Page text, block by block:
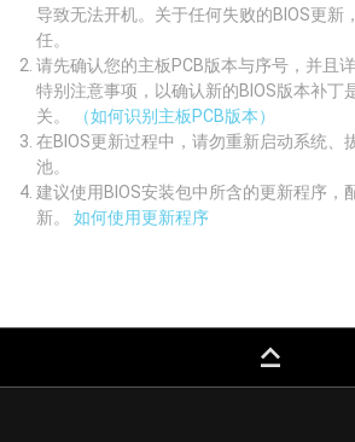
导致无法开机。关于任何失败的BIOS更新
任。
请先确认您的主板PCB版本与序号，并且
特别注意事项，以确认新的BIOS版本补丁
关。
（如何识别主板PCB版本）
在BIOS更新过程中，请勿重新启动系统、
池。
建议使用BIOS安装包中所含的更新程序，
新。 如何使用更新程序
keyboard_capslock